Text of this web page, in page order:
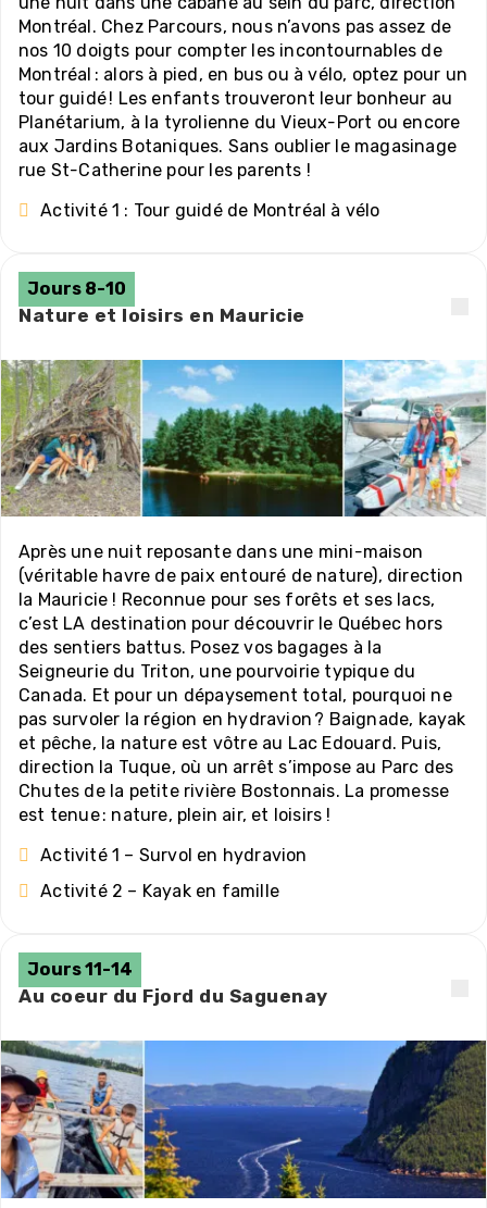
Montréal. Chez Parcours, nous n’avons pas assez de
nos 10 doigts pour compter les incontournables de
Montréal : alors à pied, en bus ou à vélo, optez pour un
tour guidé ! Les enfants trouveront leur bonheur au
Planétarium, à la tyrolienne du Vieux-Port ou encore
aux Jardins Botaniques. Sans oublier le magasinage
rue St-Catherine pour les parents !
Activité 1 : Tour guidé de Montréal à vélo
Jours 8-10
Nature et loisirs en Mauricie
Après une nuit reposante dans une mini-maison
(véritable havre de paix entouré de nature), direction
la Mauricie ! Reconnue pour ses forêts et ses lacs,
c’est LA destination pour découvrir le Québec hors
des sentiers battus. Posez vos bagages à la
Seigneurie du Triton, une pourvoirie typique du
Canada. Et pour un dépaysement total, pourquoi ne
pas survoler la région en hydravion ? Baignade, kayak
et pêche, la nature est vôtre au Lac Edouard. Puis,
direction la Tuque, où un arrêt s’impose au Parc des
Chutes de la petite rivière Bostonnais. La promesse
est tenue : nature, plein air, et loisirs !
Activité 1 – Survol en hydravion
Activité 2 – Kayak en famille
Jours 11-14
Au coeur du Fjord du Saguenay